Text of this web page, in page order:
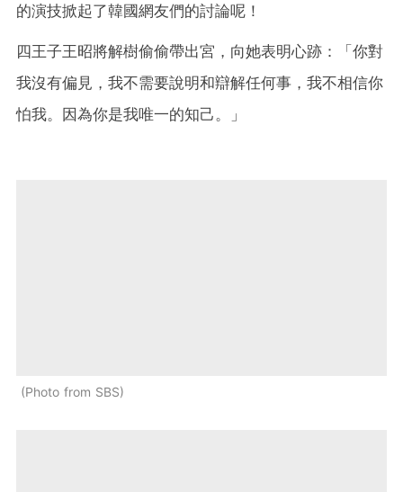
的演技掀起了韓國網友們的討論呢！
四王子王昭將解樹偷偷帶出宮，向她表明心跡：「你對
我沒有偏見，我不需要說明和辯解任何事，我不相信你
怕我。因為你是我唯一的知己。」
Photo from SBS